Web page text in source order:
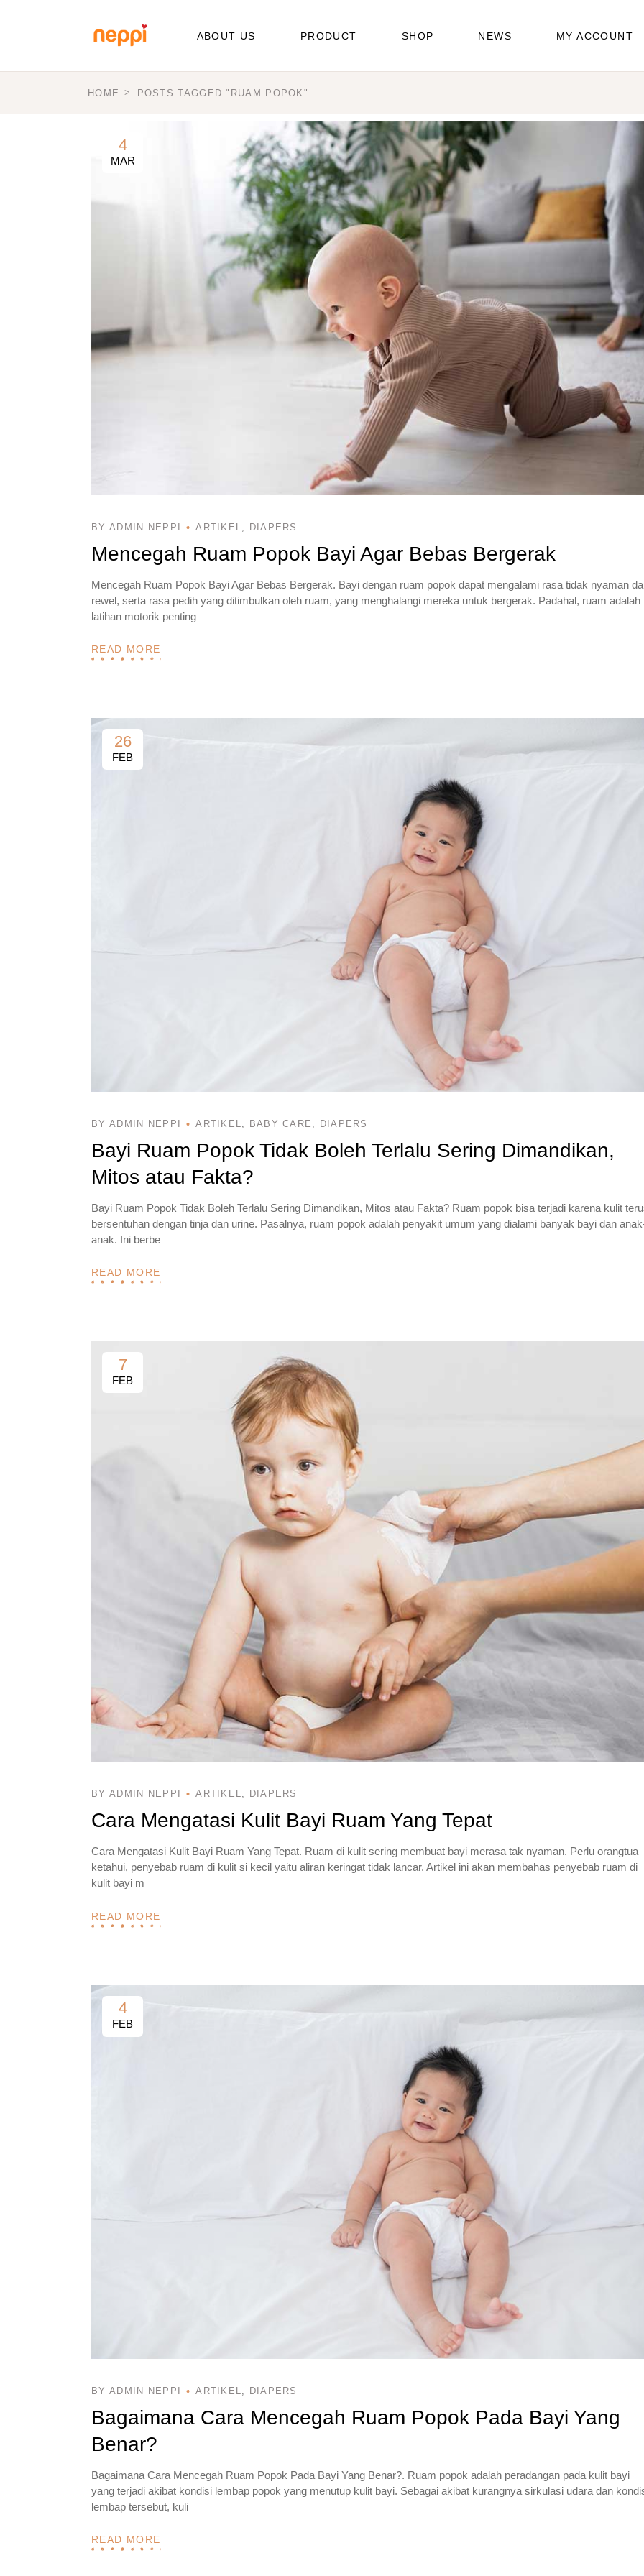
ABOUT US PRODUCT
Diapers
Wipes
Medicare
SHOP NEWS MY ACCOUNT
HOME POSTS TAGGED "RUAM POPOK"
4
MAR
BY ADMIN NEPPI ARTIKEL DIAPERS
Mencegah Ruam Popok Bayi Agar Bebas Bergerak
Mencegah Ruam Popok Bayi Agar Bebas Bergerak. Bayi dengan ruam popok dapat mengalami rasa tidak nyaman
rewel, serta rasa pedih yang ditimbulkan oleh ruam, yang menghalangi mereka untuk bergerak. Padahal, ruam adalah
latihan motorik penting
READ MORE
26
FEB
BY ADMIN NEPPI ARTIKEL BABY CARE DIAPERS
Bayi Ruam Popok Tidak Boleh Terlalu Sering Dimandikan,
Mitos atau Fakta?
Bayi Ruam Popok Tidak Boleh Terlalu Sering Dimandikan, Mitos atau Fakta? Ruam popok bisa terjadi karena kulit
bersentuhan dengan tinja dan urine. Pasalnya, ruam popok adalah penyakit umum yang dialami banyak bayi dan
anak. Ini berbe
READ MORE
7
FEB
BY ADMIN NEPPI ARTIKEL DIAPERS
Cara Mengatasi Kulit Bayi Ruam Yang Tepat
Cara Mengatasi Kulit Bayi Ruam Yang Tepat. Ruam di kulit sering membuat bayi merasa tak nyaman. Perlu orangtua
ketahui, penyebab ruam di kulit si kecil yaitu aliran keringat tidak lancar. Artikel ini akan membahas penyebab ruam di
kulit bayi m
READ MORE
4
FEB
BY ADMIN NEPPI ARTIKEL DIAPERS
Bagaimana Cara Mencegah Ruam Popok Pada Bayi Yang
Benar?
Bagaimana Cara Mencegah Ruam Popok Pada Bayi Yang Benar?. Ruam popok adalah peradangan pada kulit bayi
yang terjadi akibat kondisi lembap popok yang menutup kulit bayi. Sebagai akibat kurangnya sirkulasi udara dan
lembap tersebut, kuli
READ MORE